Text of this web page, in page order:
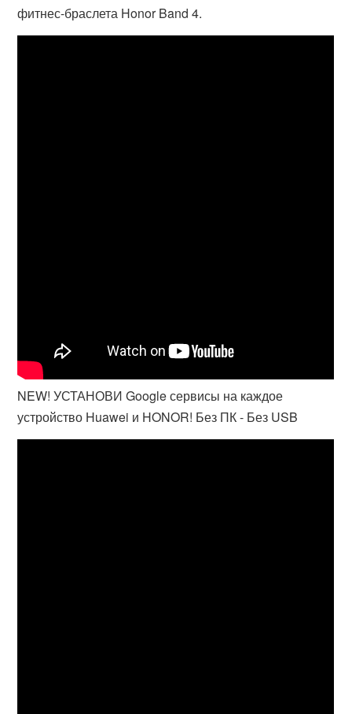
фитнес-браслета Honor Band 4.
NEW! УСТАНОВИ Google сервисы на каждое
устройство Huawei и HONOR! Без ПК - Без USB